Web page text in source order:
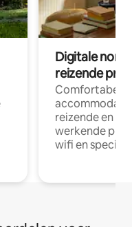
Digitale
reizende
Comfortabele
reizende en
werkende
wifi en